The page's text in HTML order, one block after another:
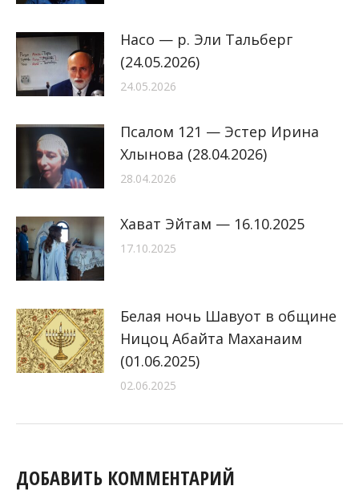
Насо — р. Эли Тальберг
(24.05.2026)
24.05.2026
Псалом 121 — Эстер Ирина
Хлынова (28.04.2026)
28.04.2026
Хават Эйтам — 16.10.2025
17.10.2025
Белая ночь Шавуот в общине
Ницоц Абайта Маханаим
(01.06.2025)
02.06.2025
ДОБАВИТЬ КОММЕНТАРИЙ